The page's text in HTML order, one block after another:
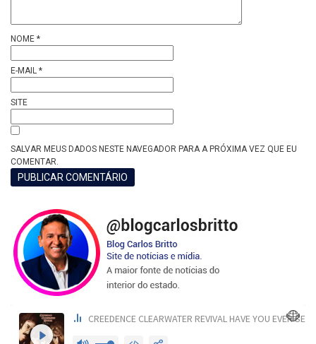
NOME *
E-MAIL *
SITE
SALVAR MEUS DADOS NESTE NAVEGADOR PARA A PRÓXIMA VEZ QUE EU
COMENTAR.